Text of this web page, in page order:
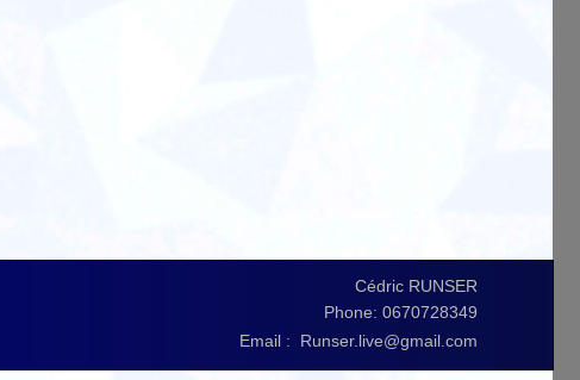
Phone: 0670728349
Email : Runser.live@gmail.com
Cédric RUNSER